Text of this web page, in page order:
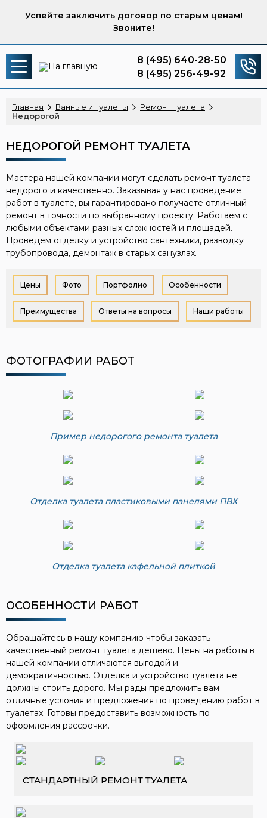
8 (495) 640-28-50
8 (495) 256-49-92
Успейте заключить договор по старым ценам!
Звоните!
Главная Ванные и туалеты
Ремонт туалета
Недорогой
НЕДОРОГОЙ РЕМОНТ ТУАЛЕТА
Мастера нашей компании могут сделать ремонт туалета
недорого и качественно. Заказывая у нас проведение
работ в туалете, вы гарантировано получаете отличный
ремонт в точности по выбранному проекту. Работаем с
любыми объектами разных сложностей и площадей.
Проведем отделку и устройство сантехники, разводку
трубопровода, демонтаж в старых санузлах.
Цены Фото Портфолио Особенности
Преимущества Ответы на вопросы Наши работы
ФОТОГРАФИИ РАБОТ
Пример недорогого ремонта туалета
Отделка туалета пластиковыми панелями ПВХ
Отделка туалета кафельной плиткой
ОСОБЕННОСТИ РАБОТ
Обращайтесь в нашу компанию чтобы заказать
качественный ремонт туалета дешево. Цены на работы в
нашей компании отличаются выгодой и
демократичностью. Отделка и устройство туалета не
должны стоить дорого. Мы рады предложить вам
отличные условия и предложения по проведению работ в
туалетах. Готовы предоставить возможность по
оформления рассрочки.
СТАНДАРТНЫЙ РЕМОНТ ТУАЛЕТА